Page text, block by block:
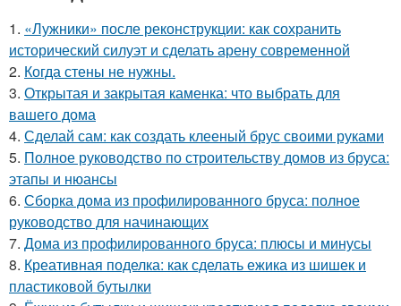
1. «Лужники» после реконструкции: как сохранить
исторический силуэт и сделать арену современной
2. Когда стены не нужны.
3. Открытая и закрытая каменка: что выбрать для
вашего дома
4. Сделай сам: как создать клееный брус своими руками
5. Полное руководство по строительству домов из бруса:
этапы и нюансы
6. Сборка дома из профилированного бруса: полное
руководство для начинающих
7. Дома из профилированного бруса: плюсы и минусы
8. Креативная поделка: как сделать ежика из шишек и
пластиковой бутылки